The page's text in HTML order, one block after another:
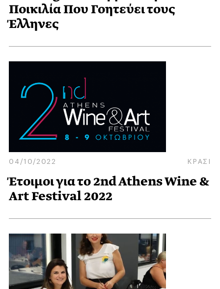
Ποικιλία Που Γοητεύει τους
Έλληνες
04/10/2022 ΚΡΑΣΙ
Έτοιμοι για το 2nd Athens Wine &
Art Festival 2022